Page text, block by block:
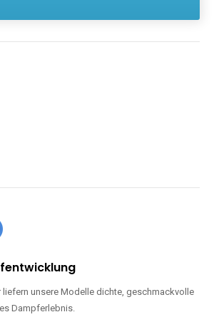
unsere Modelle dichte, geschmackvolle
Dampferlebnis.